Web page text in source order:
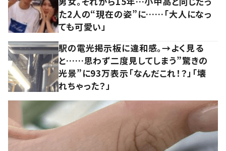
た2人の“現在の姿”に……「大人になっ
ても可愛い」
駅の電光掲示板に違和感。→よく見る
と……思わず二度見してしまう”驚きの
光景”に93万表示「なんだこれ！？」「壊
れちゃった？」